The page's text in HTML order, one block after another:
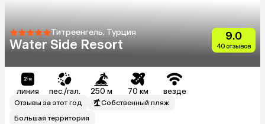
Титреенгель, Турция
Water Side Resort
9.0
40 отзывов
линия пес./гал. 250 м 70 км везде
Отзывы за этот год
Собственный пляж
Большая территория